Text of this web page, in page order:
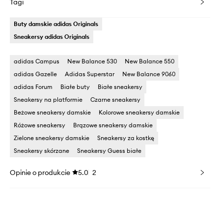
Tagi
Buty damskie adidas Originals
Sneakersy adidas Originals
adidas Campus New Balance 530
New Balance 550
adidas Gazelle
Adidas Superstar
New Balance 9060
adidas Forum
Białe buty
Białe sneakersy
Sneakersy na platformie
Czarne sneakersy
Beżowe sneakersy damskie
Kolorowe sneakersy damskie
Różowe sneakersy
Brązowe sneakersy damskie
Zielone sneakersy damskie
Sneakersy za kostkę
Sneakersy skórzane
Sneakersy Guess białe
Opinie o produkcie 5.0 2